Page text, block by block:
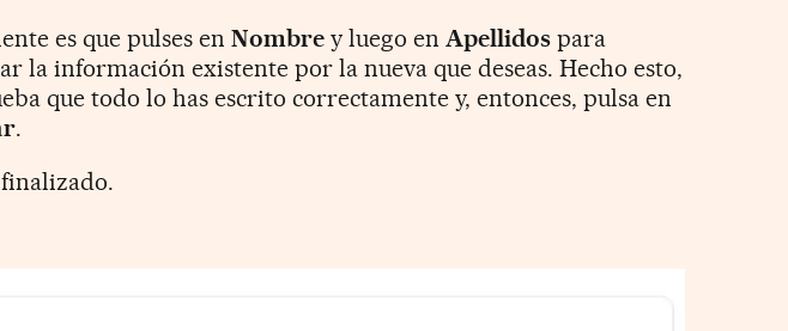
es que pulses enNombre y luego en Apellidos para
la información existente por la nueva que deseas. Hecho esto,
que todo lo has escrito correctamente y, entonces, pulsa en
.